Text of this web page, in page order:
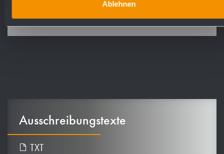
Ablehnen
Artikel Nr. WP122-1
Ausschreibungstexte
TXT